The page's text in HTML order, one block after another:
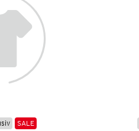
SALE